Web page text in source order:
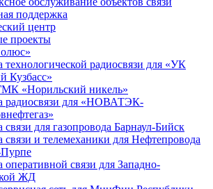
поддержка
центр
проекты
технологической радиосвязи для «УК
Кузбасс»
«Норильский никель»
радиосвязи для «НОВАТЭК-
связи для газопровода Барнаул-Бийск
связи и телемеханики для Нефтепровода
оперативной связи для Западно-
ЖД